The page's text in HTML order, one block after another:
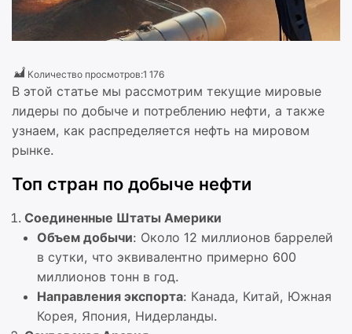
Количество просмотров:1 176
В этой статье мы рассмотрим текущие мировые
лидеры по добыче и потреблению нефти, а также
узнаем, как распределяется нефть на мировом
рынке.
Топ стран по добыче нефти
Соединенные Штаты Америки
Объем добычи: Около 12 миллионов баррелей
в сутки, что эквивалентно примерно 600
миллионов тонн в год.
Направления экспорта: Канада, Китай, Южная
Корея, Япония, Нидерланды.